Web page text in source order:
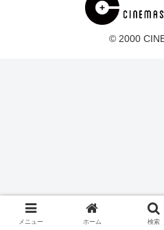
© 2000
メニュー ホーム 検索